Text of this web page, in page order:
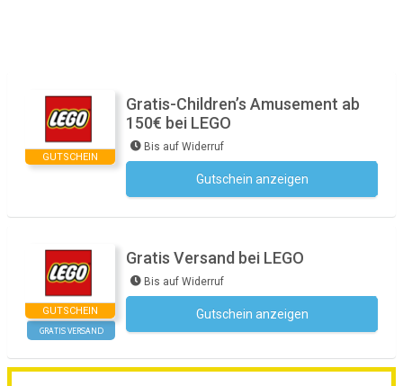
GUTSCHEIN
Gratis-Children’s Amusement ab
150€ bei LEGO
Bis auf Widerruf
Gutschein anzeigen
GUTSCHEIN
GRATIS VERSAND
Gratis Versand bei LEGO
Bis auf Widerruf
Gutschein anzeigen